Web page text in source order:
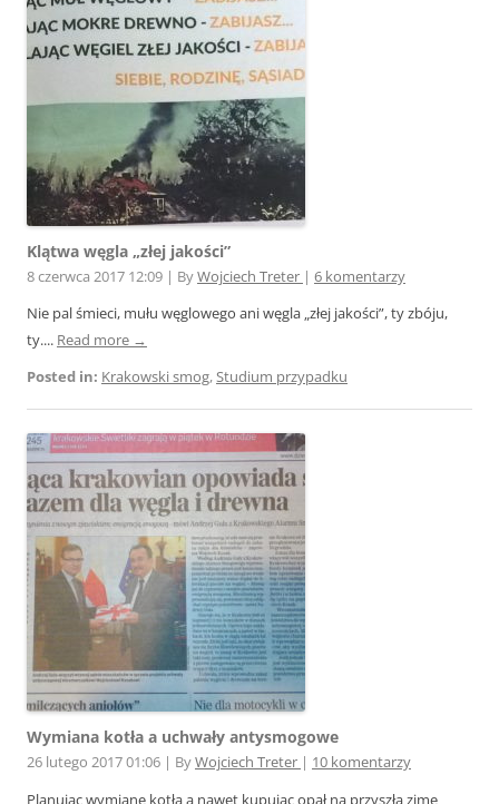
Klątwa węgla „złej jakości”
8 czerwca 2017 12:09 | ByWojciech Treter | 6 komentarzy
Nie pal śmieci, mułu węglowego ani węgla „złej jakości”, ty zbóju,
ty.... Read more →
Posted in: Krakowski smog,Studium przypadku
Wymiana kotła a uchwały antysmogowe
26 lutego 2017 01:06 ByWojciech Treter 10 komentarzy
Planując wymianę kotła a nawet kupując opał na przyszłą zimę